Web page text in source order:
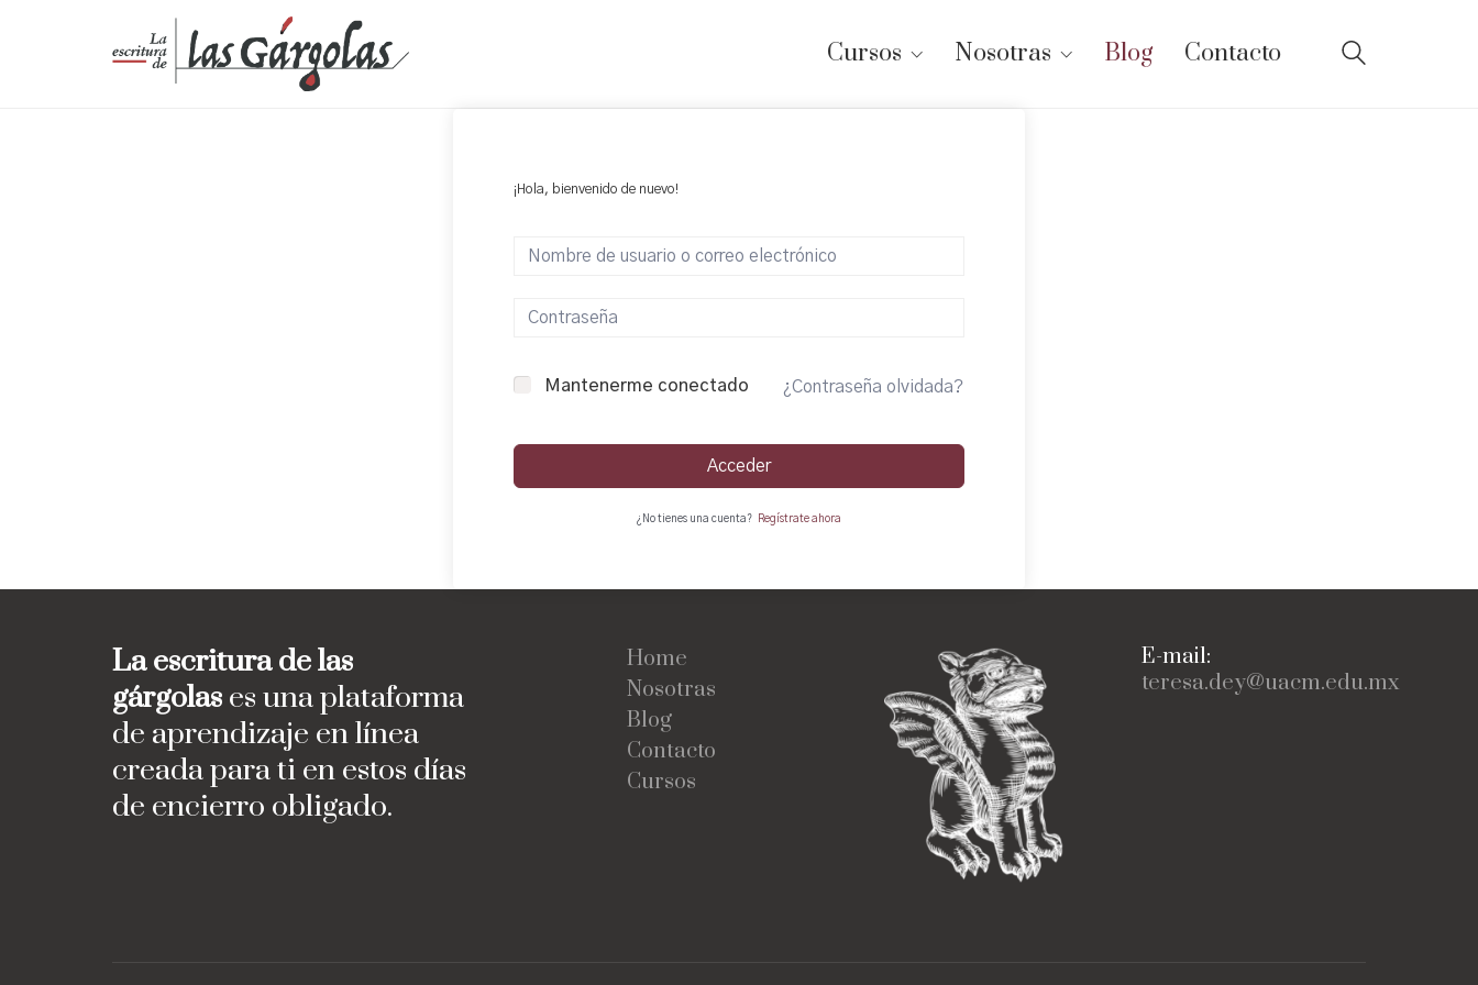
Cursos Nosotras Blog Contacto
¡Hola, bienvenido de nuevo!
Mantenerme conectado ¿Contraseña olvidada?
Acceder
¿No tienes una cuenta? Regístrate ahora
La escritura de las
gárgolas es una plataforma
de aprendizaje en línea
creada para ti en estos días
de encierro obligado.
Home
Nosotras
Blog
Contacto
Cursos
E-mail:
teresa.dey@uacm.edu.mx